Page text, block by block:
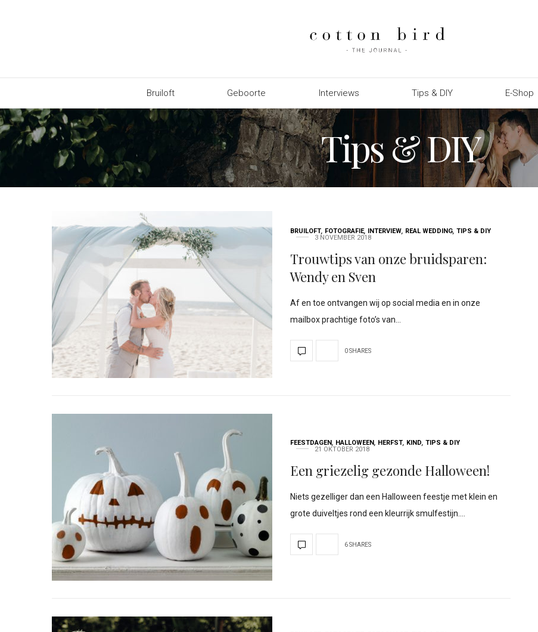
Bruiloft Geboorte Interviews Tips & DIY E-Shop
Tips & DIY
BRUILOFT, FOTOGRAFIE, INTERVIEW, REAL WEDDING, TIPS & DIY
3 NOVEMBER 2018
Trouwtips van onze bruidsparen:
Wendy en Sven
Af en toe ontvangen wij op social media en in onze
mailbox prachtige foto’s van…
0 SHARES
FEESTDAGEN, HALLOWEEN, HERFST, KIND, TIPS & DIY
21 OKTOBER 2018
Een griezelig gezonde Halloween!
Niets gezelliger dan een Halloween feestje met klein en
grote duiveltjes rond een kleurrijk smulfestijn.…
6 SHARES